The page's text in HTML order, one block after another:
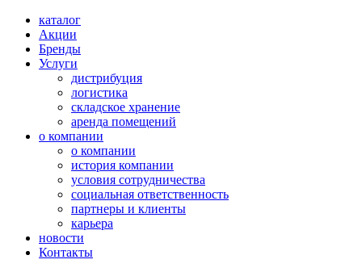
каталог
Акции
Бренды
Услуги
дистрибуция
логистика
складское хранение
аренда помещений
о компании
о компании
история компании
условия сотрудничества
социальная ответственность
партнеры и клиенты
карьера
новости
Контакты